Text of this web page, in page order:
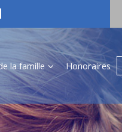
la famille Honoraires